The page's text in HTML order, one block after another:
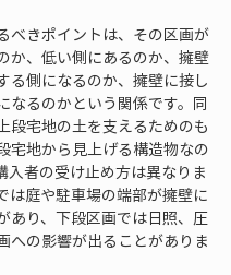
べきポイントは、その区画が
か、低い側にあるのか、擁壁
る側になるのか、擁壁に接し
なるのかという関係です。同
段宅地の土を支えるためのも
宅地から見上げる構造物なの
入者の受け止め方は異なりま
は庭や駐車場の端部が擁壁に
あり、下段区画では日照、圧
への影響が出ることがありま